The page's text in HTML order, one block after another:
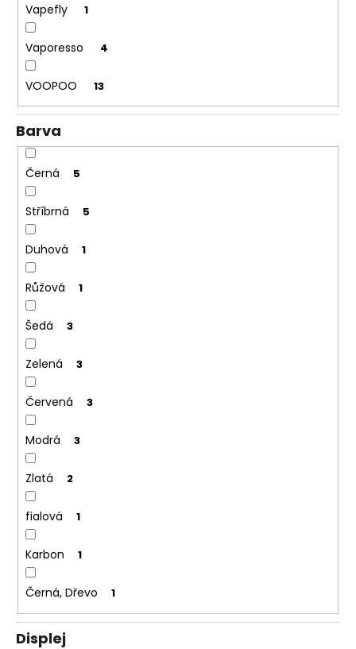
Vapefly 1
Vaporesso 4
VOOPOO 13
Barva
Černá 5
Stříbrná 5
Duhová 1
Růžová 1
Šedá 3
Zelená 3
Červená 3
Modrá 3
Zlatá 2
fialová 1
Karbon 1
Černá, Dřevo 1
Displej